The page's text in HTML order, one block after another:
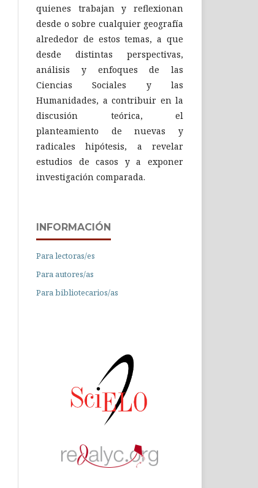
quienes trabajan y reflexionan
desde o sobre cualquier geografía
alrededor de estos temas, a que
desde distintas perspectivas,
análisis y enfoques de las
Ciencias Sociales y las
Humanidades, a contribuir en la
discusión teórica, el
planteamiento de nuevas y
radicales hipótesis, a revelar
estudios de casos y a exponer
investigación comparada.
INFORMACIÓN
Para lectoras/es
Para autores/as
Para bibliotecarios/as